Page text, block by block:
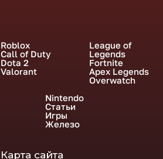
Roblox
Call of Duty
Dota 2
Valorant
League of
Legends
Fortnite
Apex Legends
Overwatch
Nintendo
Статьи
Игры
Железо
Карта сайта